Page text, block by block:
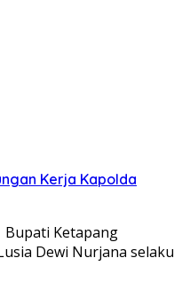
Kerja Kapolda
Ketapang
Dewi Nurjana selaku